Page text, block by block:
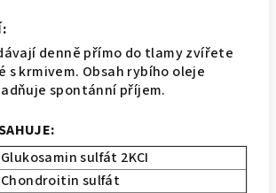
denně přímo do tlamy zvířete
s krmivem. Obsah rybího oleje
spontánní příjem.
Glukosamin sulfát 2KCI
Chondroitin sulfát